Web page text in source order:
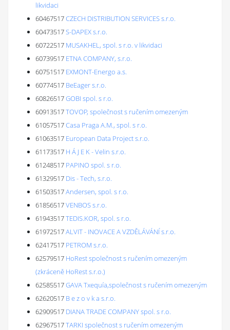
likvidaci
60467517CZECH DISTRIBUTION SERVICES s.r.o.
60473517S-DAPEX s.r.o.
60722517 MUSAKHEL, spol. s r.o. v likvidaci
60739517 ETNA COMPANY, s.r.o.
60751517 EXMONT-Energo a.s.
60774517 BeEager s.r.o.
60826517GOBI spol. s r.o.
60913517TOVOP, společnost s ručením omezeným
61057517Casa Praga A.M., spol. s r.o.
61063517 European Data Project s.r.o.
61173517 H Á J E K - Velin s.r.o.
61248517 PAPINO spol. s r.o.
61329517 Dis - Tech, s.r.o.
61503517Andersen, spol. s r.o.
61856517VENBOS s.r.o.
61943517TEDIS.KOR, spol. s r.o.
61972517ALVIT - INOVACE A VZDĚLÁVÁNÍ s.r.o.
62417517 PETROM s.r.o.
62579517 HoRest společnost s ručením omezeným
(zkráceně HoRest s.r.o.)
62585517GAVA Txequía,společnost s ručením omezeným
62620517 B e z o v k a s.r.o.
62909517 DIANA TRADE COMPANY spol. s r.o.
62967517TARKI společnost s ručením omezeným